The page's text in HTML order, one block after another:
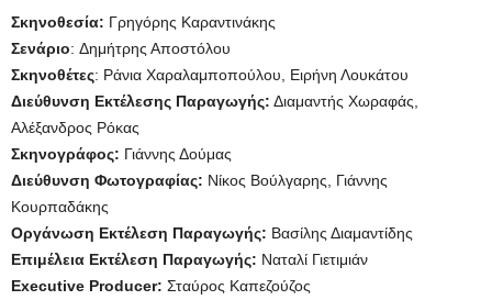
Σκηνοθεσία: Γρηγόρης Καραντινάκης
Σενάριο: Δημήτρης Αποστόλου
Σκηνοθέτες: Ράνια Χαραλαμποπούλου, Ειρήνη Λουκάτου
Διεύθυνση Εκτέλεσης Παραγωγής: Διαμαντής Χωραφάς,
Αλέξανδρος Ρόκας
Σκηνογράφος: Γιάννης Δούμας
Διεύθυνση Φωτογραφίας: Νίκος Βούλγαρης, Γιάννης
Κουρπαδάκης
Οργάνωση Εκτέλεση Παραγωγής: Βασίλης Διαμαντίδης
Επιμέλεια Εκτέλεση Παραγωγής: Ναταλί Γιετιμιάν
Executive Producer: Σταύρος Καπεζούζος